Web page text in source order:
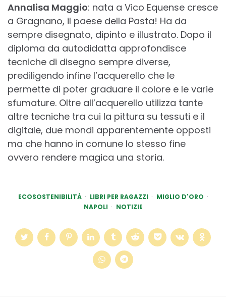
Annalisa Maggio: nata a Vico Equense cresce
a Gragnano, il paese della Pasta! Ha da
sempre disegnato, dipinto e illustrato. Dopo il
diploma da autodidatta approfondisce
tecniche di disegno sempre diverse,
prediligendo infine l’acquerello che le
permette di poter graduare il colore e le varie
sfumature. Oltre all’acquerello utilizza tante
altre tecniche tra cui la pittura su tessuti e il
digitale, due mondi apparentemente opposti
ma che hanno in comune lo stesso fine
ovvero rendere magica una storia.
ECOSOSTENIBILITÀ LIBRI PER RAGAZZI
MIGLIO D'ORO
NAPOLI
NOTIZIE